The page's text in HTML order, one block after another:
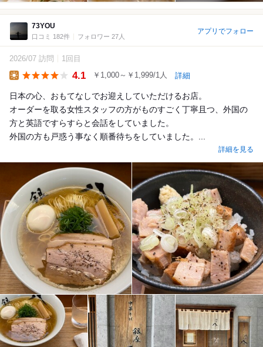
73YOU
口コミ 182件 フォロワー 27人
アプリでフォロー
2026/07 訪問 1回目
4.1 ￥1,000～￥1,999/1人 詳細
日本の心、おもてなしでお迎えしていただけるお店。
オーダーを取る女性スタッフの方がものすごく丁寧且つ、外国の
方と英語ですらすらと会話をしていました。
外国の方も戸惑う事なく順番待ちをしていました。...
詳細を見る